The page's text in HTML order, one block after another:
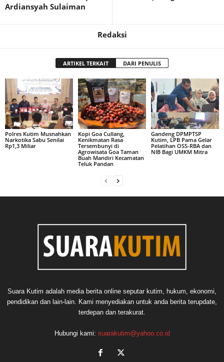
Ardiansyah Sulaiman
Redaksi
ARTIKEL TERKAIT DARI PENULIS
Polres Kutim Musnahkan
Narkotika Sabu Senilai
Rp1,3 Miliar
Kopi Goa Cullang,
Kenikmatan Rasa
Tersembunyi di
Agrowisata Goa Taman
Buah Mandiri Kecamatan
Teluk Pandan
Gandeng DPMPTSP
Kutim, LPB Pama Gelar
Pelatihan OSS-RBA dan
NIB Bagi UMKM Mitra
Suara Kutim adalah media berita online seputar kutim, hukum, ekonomi,
pendidikan dan lain-lain. Kami menyediakan untuk anda berita terupdate,
terdepan dan terakurat.
Hubungi kami: suarakutim@yahoo.co.id